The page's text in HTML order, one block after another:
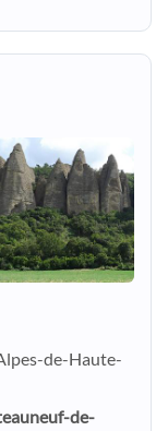
de-Haute-
de-